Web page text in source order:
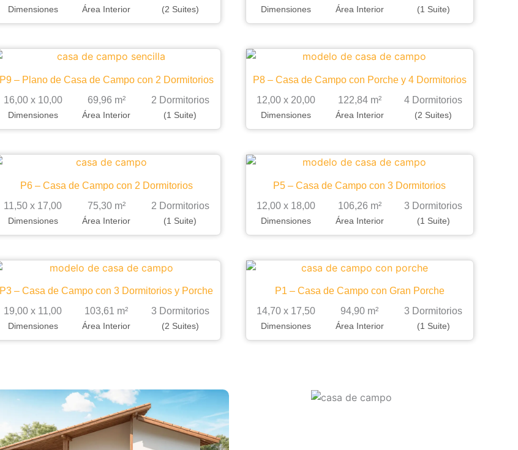
Dimensiones Área Interior (2 Suites) Dimensiones Área Interior (1 Suite)
P9 – Plano de Casa de Campo con 2 Dormitorios
16,00 x 10,00
Dimensiones
69,96 m²
Área Interior
2 Dormitorios
(1 Suite)
P8 – Casa de Campo con Porche y 4 Dormitorios
12,00 x 20,00
Dimensiones
122,84 m²
Área Interior
4 Dormitorios
(2 Suites)
P6 – Casa de Campo con 2 Dormitorios
11,50 x 17,00
Dimensiones
75,30 m²
Área Interior
2 Dormitorios
(1 Suite)
P5 – Casa de Campo con 3 Dormitorios
12,00 x 18,00
Dimensiones
106,26 m²
Área Interior
3 Dormitorios
(1 Suite)
P3 – Casa de Campo con 3 Dormitorios y Porche
19,00 x 11,00
Dimensiones
103,61 m²
Área Interior
3 Dormitorios
(2 Suites)
P1 – Casa de Campo con Gran Porche
14,70 x 17,50
Dimensiones
94,90 m²
Área Interior
3 Dormitorios
(1 Suite)